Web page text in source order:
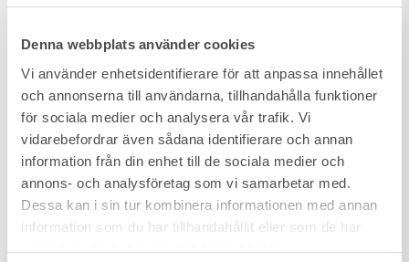
Denna webbplats använder cookies
Vi använder enhetsidentifierare för att anpassa innehållet
och annonserna till användarna, tillhandahålla funktioner
för sociala medier och analysera vår trafik. Vi
vidarebefordrar även sådana identifierare och annan
information från din enhet till de sociala medier och
annons- och analysföretag som vi samarbetar med.
Dessa kan i sin tur kombinera informationen med annan
information som du har tillhandahållit eller som de har